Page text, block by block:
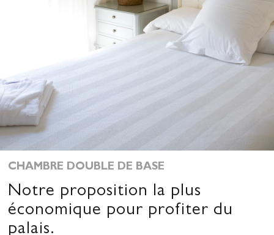
CHAMBRE DOUBLE DE BASE
Notre proposition la plus
économique pour profiter du
palais.